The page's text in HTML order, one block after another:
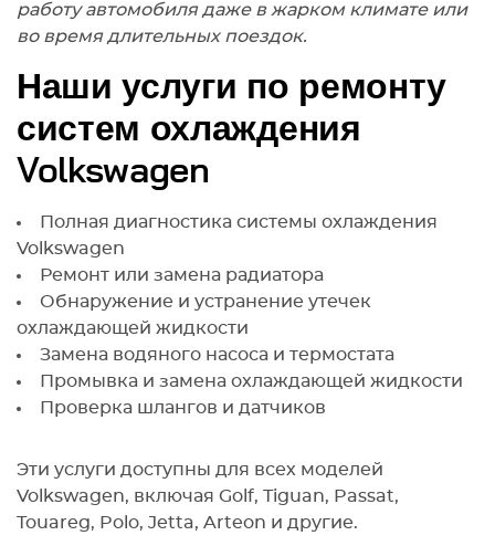
работу автомобиля даже в жарком климате или
во время длительных поездок.
Наши услуги по ремонту
систем охлаждения
Volkswagen
Полная диагностика системы охлаждения
Volkswagen
Ремонт или замена радиатора
Обнаружение и устранение утечек
охлаждающей жидкости
Замена водяного насоса и термостата
Промывка и замена охлаждающей жидкости
Проверка шлангов и датчиков
Эти услуги доступны для всех моделей
Volkswagen, включая Golf, Tiguan, Passat,
Touareg, Polo, Jetta, Arteon и другие.